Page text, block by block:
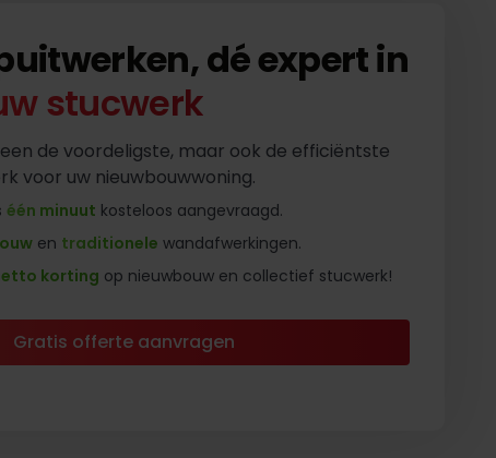
dé expert in
stucwerk
de voordeligste, maar ook de efficiëntste
voor uw nieuwbouwwoning.
één minuut kosteloos aangevraagd.
en traditionele wandafwerkingen.
korting op nieuwbouw en collectief stucwerk!
Gratis offerte aanvragen